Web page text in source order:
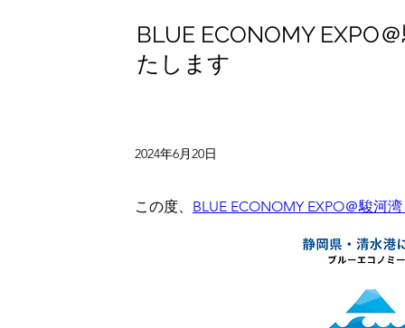
BLUE ECONOMY EXPO
たします
2024年6月20日
この度、 BLUE ECONOMY EXPO＠駿河